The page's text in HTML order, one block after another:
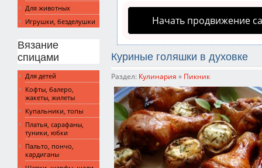
Для животных
Игрушки, безделушки
Вязание
спицами
Для детей
Кофты, балеро,
жакеты, жилеты
Купальники, топы
Платья, сарафаны,
туники, юбки
Пальто, пончо,
кардиганы
Начать продвижение
Куриные голяшки в духовке
Раздел: Кулинария » Пикник